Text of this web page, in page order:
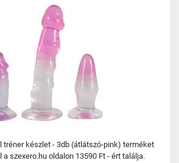
tréner készlet - 3db (átlátszó-pink) terméket
a szexero.hu oldalon 13590 Ft - ért találja.